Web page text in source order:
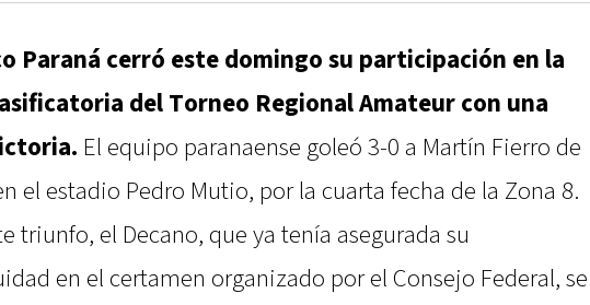
Paraná cerró este domingo su participación en la
del Torneo Regional Amateur con una
El equipo paranaense goleó 3-0 a Martín Fierro de
el estadio Pedro Mutio, por la cuarta fecha de la Zona 8.
triunfo, el Decano, que ya tenía asegurada su
en el certamen organizado por el Consejo Federal, se